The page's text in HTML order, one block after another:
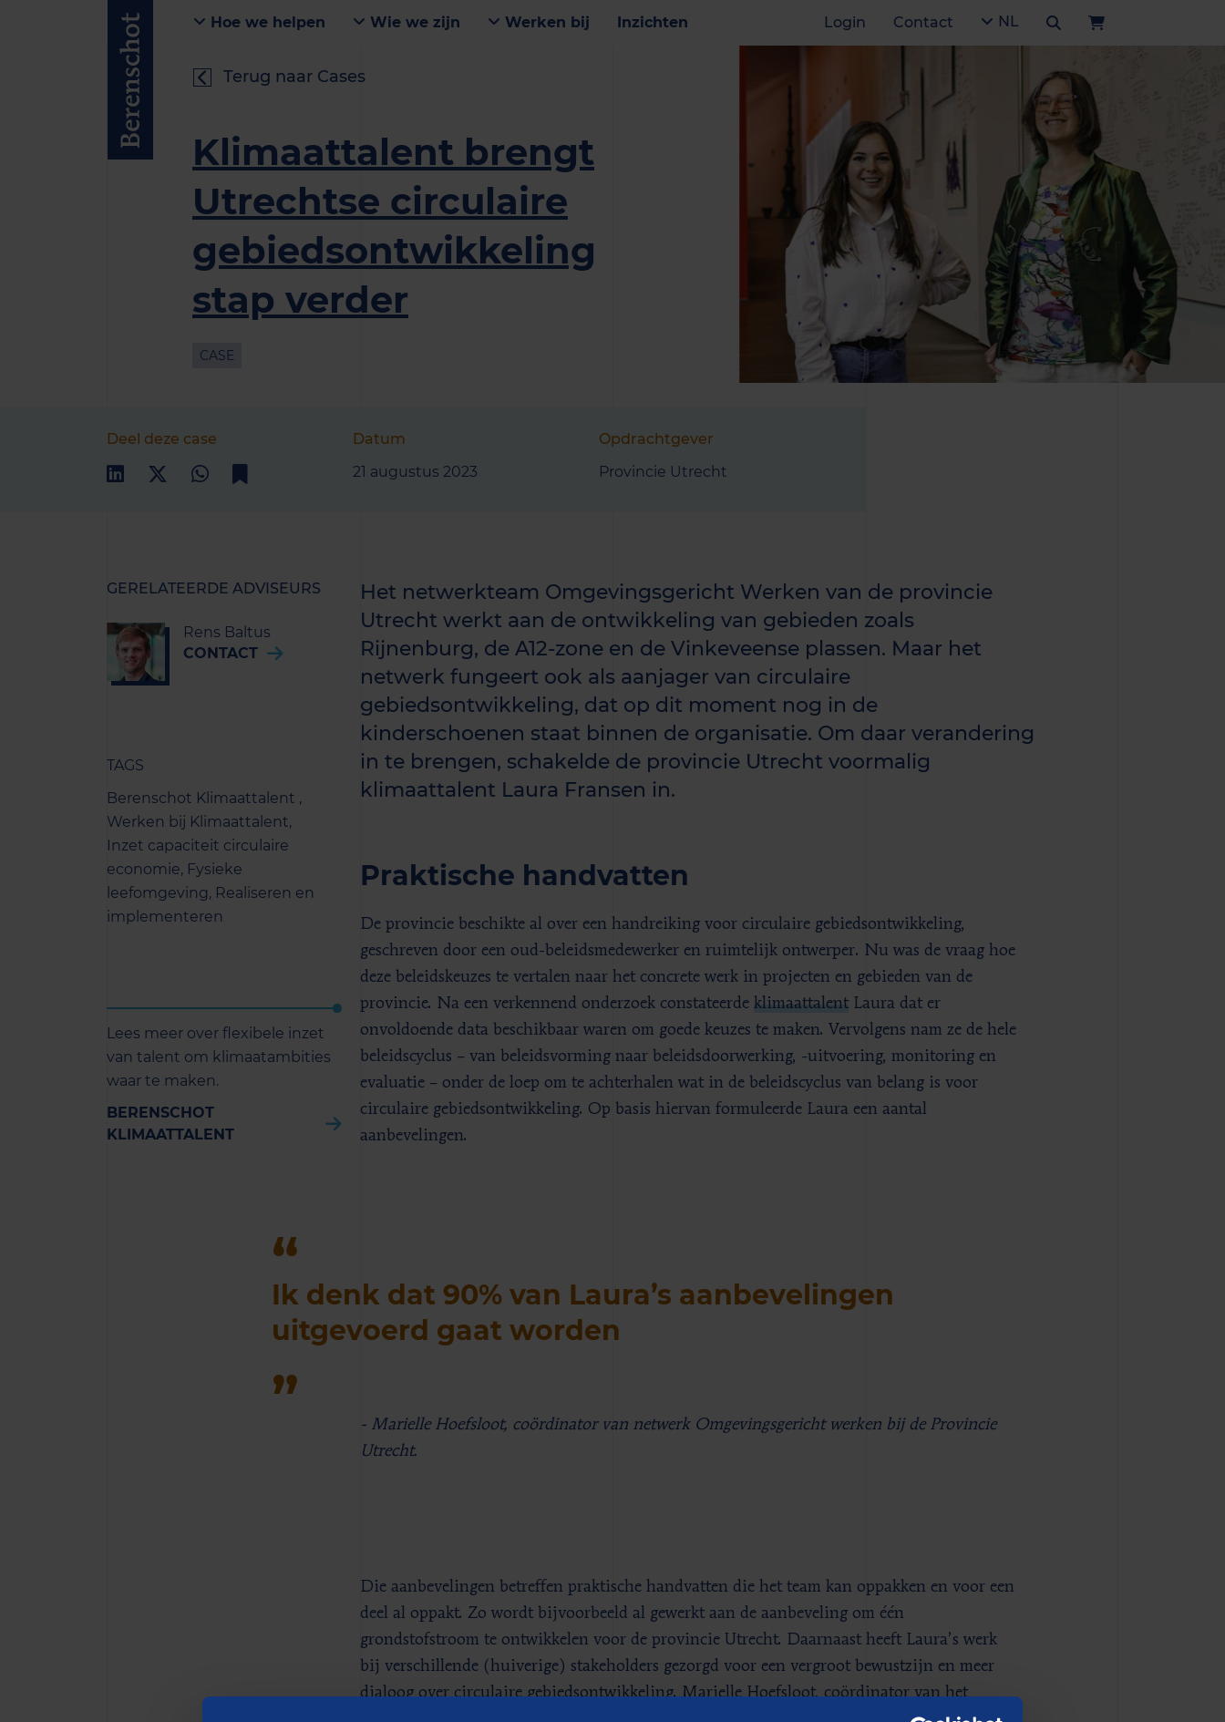
Hoe we helpen Wie we zijn Werken bij Inzichten Login Contact NL
Terug naar Cases
Klimaattalent brengt
Utrechtse circulaire
gebiedsontwikkeling
stap verder
CASE
Deel deze case
Datum
21 augustus 2023
Opdrachtgever
Provincie Utrecht
GERELATEERDE ADVISEURS
Rens Baltus
CONTACT
TAGS
Berenschot Klimaattalent ,
Werken bij Klimaattalent,
Inzet capaciteit circulaire
economie, Fysieke
leefomgeving, Realiseren en
implementeren
Het netwerkteam Omgevingsgericht Werken van de provincie
Utrecht werkt aan de ontwikkeling van gebieden zoals
Rijnenburg, de A12-zone en de Vinkeveense plassen. Maar het
netwerk fungeert ook als aanjager van circulaire
gebiedsontwikkeling, dat op dit moment nog in de
kinderschoenen staat binnen de organisatie. Om daar verandering
in te brengen, schakelde de provincie Utrecht voormalig
klimaattalent Laura Fransen in.
Praktische handvatten
Lees meer over flexibele inzet
van talent om klimaatambities
waar te maken.
BERENSCHOT
KLIMAATTALENT
De provincie beschikte al over een handreiking voor circulaire gebiedsontwikkeling,
geschreven door een oud-beleidsmedewerker en ruimtelijk ontwerper. Nu was de vraag hoe
deze beleidskeuzes te vertalen naar het concrete werk in projecten en gebieden van de
provincie. Na een verkennend onderzoek constateerde klimaattalentLaura dat er
onvoldoende data beschikbaar waren om goede keuzes te maken. Vervolgens nam ze de hele
beleidscyclus – van beleidsvorming naar beleidsdoorwerking, -uitvoering, monitoring en
evaluatie – onder de loep om te achterhalen wat in de beleidscyclus van belang is voor
circulaire gebiedsontwikkeling. Op basis hiervan formuleerde Laura een aantal
aanbevelingen.
Ik denk dat 90% van Laura’s aanbevelingen
uitgevoerd gaat worden
- Marielle Hoefsloot, coördinator van netwerk Omgevingsgericht werken bij de Provincie
Utrecht.
Die aanbevelingen betreffen praktische handvatten die het team kan oppakken en voor een
deel al oppakt. Zo wordt bijvoorbeeld al gewerkt aan de aanbeveling om één
grondstofstroom te ontwikkelen voor de provincie Utrecht. Daarnaast heeft Laura’s werk
bij verschillende (huiverige) stakeholders gezorgd voor een vergroot bewustzijn en meer
dialoog over circulaire gebiedsontwikkeling. Marielle Hoefsloot, coördinator van het